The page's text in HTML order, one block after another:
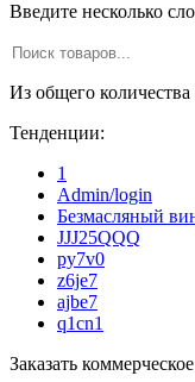
Введите несколько
Из общего количества
Тенденции:
1
Admin/login
Безмасляный
JJJ25QQQ
py7v0
z6je7
ajbe7
q1cn1
Заказать